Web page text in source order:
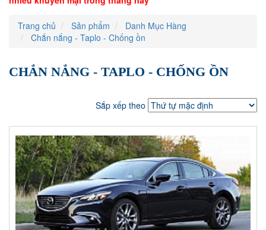
Trang chủ Sản phẩm
Danh Mục Hàng
Chắn nắng - Taplo - Chống ồn
CHẮN NẮNG - TAPLO - CHỐNG ỒN
Sắp xếp theo